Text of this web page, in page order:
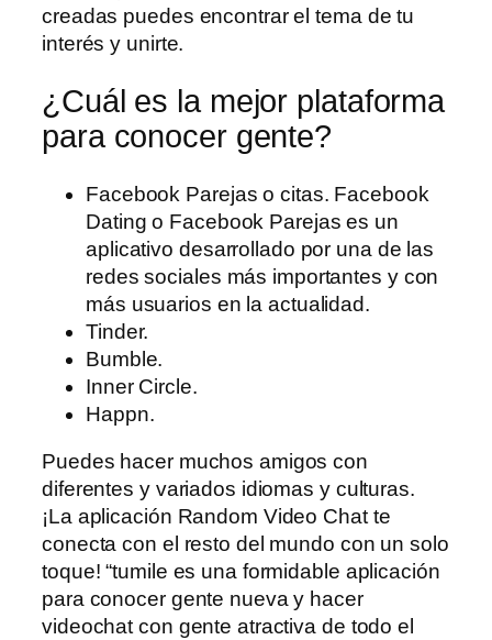
creadas puedes encontrar el tema de tu
interés y unirte.
¿Cuál es la mejor plataforma
para conocer gente?
Facebook Parejas o citas. Facebook
Dating o Facebook Parejas es un
aplicativo desarrollado por una de las
redes sociales más importantes y con
más usuarios en la actualidad.
Tinder.
Bumble.
Inner Circle.
Happn.
Puedes hacer muchos amigos con
diferentes y variados idiomas y culturas.
¡La aplicación Random Video Chat te
conecta con el resto del mundo con un solo
toque! “tumile es una formidable aplicación
para conocer gente nueva y hacer
videochat con gente atractiva de todo el